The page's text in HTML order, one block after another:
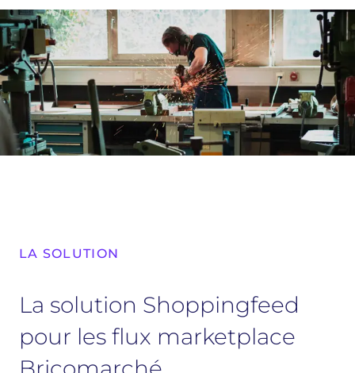
LA SOLUTION
La solution Shoppingfeed
pour les flux marketplace